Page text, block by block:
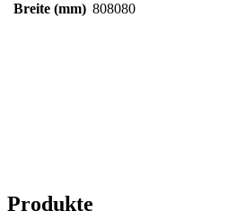
Breite (mm) 808080
Produkte